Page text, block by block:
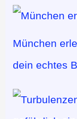
München
dein echtes